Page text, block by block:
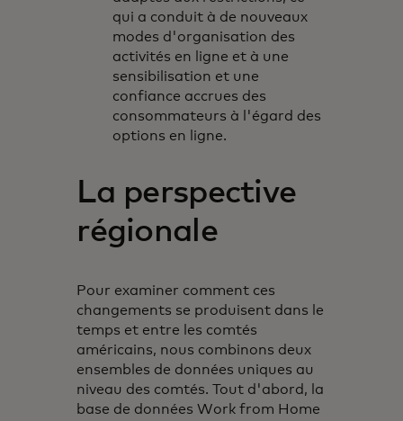
qui a conduit à de nouveaux
modes d'organisation des
activités en ligne et à une
sensibilisation et une
confiance accrues des
consommateurs à l'égard des
options en ligne.
La perspective
régionale
Pour examiner comment ces
changements se produisent dans le
temps et entre les comtés
américains, nous combinons deux
ensembles de données uniques au
niveau des comtés. Tout d'abord, la
base de données Work from Home